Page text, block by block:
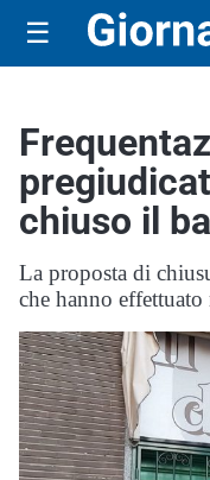
☰
chiuso il
La proposta di
che hanno